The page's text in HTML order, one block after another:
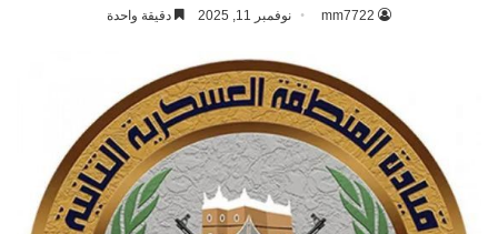
mm7722 نوفمبر 11, 2025 دقيقة واحدة